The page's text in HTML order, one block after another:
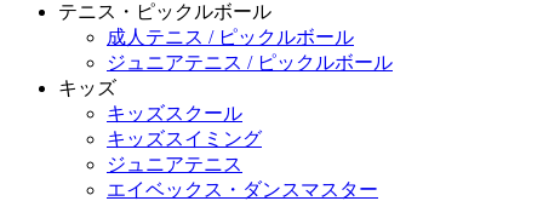
テニス・ピックルボール
成人テニス / ピックルボール
ジュニアテニス / ピックルボール
キッズ
キッズスクール
キッズスイミング
ジュニアテニス
エイベックス・ダンスマスター